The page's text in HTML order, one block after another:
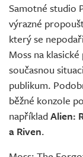
Samotné studio
výrazné
který se
Moss na
současnou
publikum.
běžné konzole
napříkladAlien:
a Riven.